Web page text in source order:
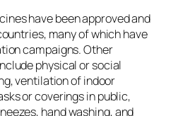
have been approved and
many of which have
campaigns. Other
physical or social
ventilation of indoor
or coverings in public,
hand washing, and